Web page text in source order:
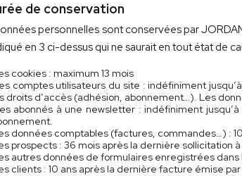
de conservation
personnelles sont conservées par
en 3 ci-dessus qui ne saurait en tout état de
cookies : maximum 13 mois
comptes utilisateurs du site : indéfiniment
droits d’accès (adhésion, abonnement…). Les
abonnés à une newsletter : indéfiniment
données comptables (factures, commandes…) :
prospects : 36 mois après la dernière sollicitation
autres données de formulaires enregistrées dans
clients : 10 ans après la dernière facture émise par